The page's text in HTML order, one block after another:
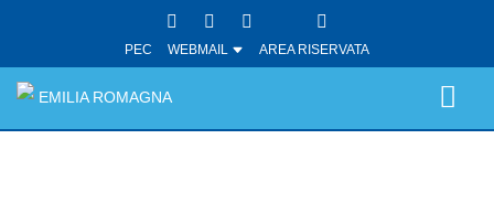
PEC WEBMAIL AREA RISERVATA
EMILIA ROMAGNA